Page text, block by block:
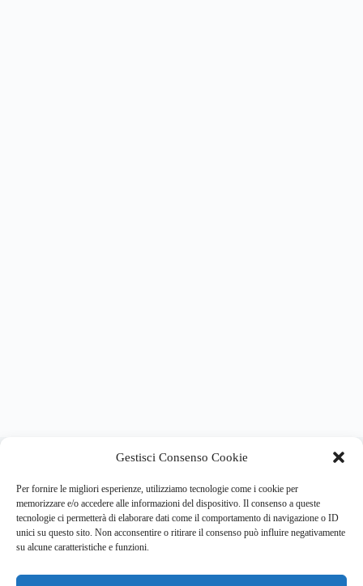
Gestisci Consenso Cookie
Per fornire le migliori esperienze, utilizziamo tecnologie come i cookie per
memorizzare e/o accedere alle informazioni del dispositivo. Il consenso a queste
tecnologie ci permetterà di elaborare dati come il comportamento di navigazione o ID
unici su questo sito. Non acconsentire o ritirare il consenso può influire negativamente
su alcune caratteristiche e funzioni.
psicologia e salute mentale.
Address:
VIA USODIMARE 3 - 37138 - VERONA (VR)
info@respira.re
045-511-7681